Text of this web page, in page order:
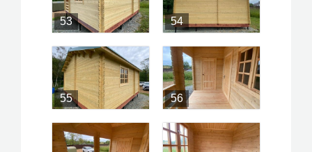
53 54
55 56